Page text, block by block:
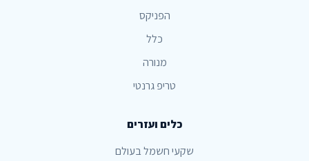
הפניקס
כלל
מנורה
טריפ גרנטי
כלים ועזרים
שקעי חשמל בעולם